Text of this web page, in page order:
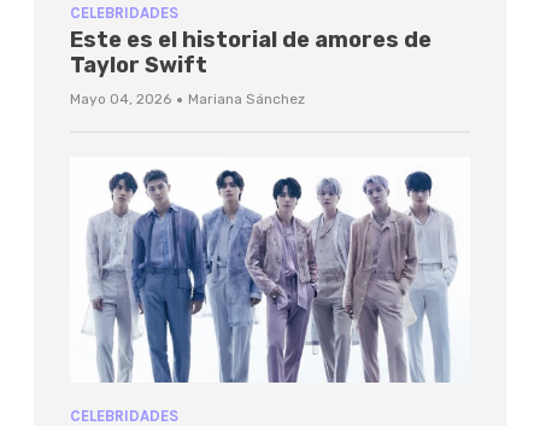
CELEBRIDADES
Este es el historial de amores de
Taylor Swift
Mayo 04, 2026 · Mariana Sánchez
CELEBRIDADES